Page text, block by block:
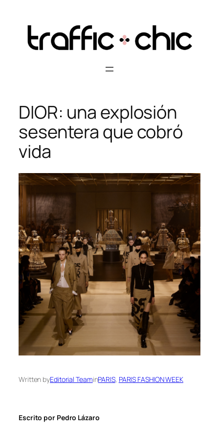
content
DIOR: una explosión
sesentera que cobró
vida
Written byEditorial TeaminPARIS, PARIS FASHION WEEK
Escrito por Pedro Lázaro